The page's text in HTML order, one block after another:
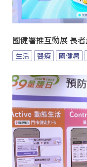
國健署推互動展 長
生活 醫療 國健署